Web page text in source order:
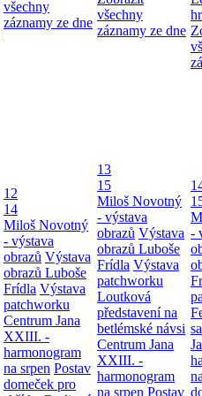
všechny
záznamy ze dne
všechny
záznamy ze dne
12
14
Miloš Novotný
- výstava
obrazů Výstava
obrazů Luboše
Frídla Výstava
patchworku
Centrum Jana
XXIII. -
harmonogram
na srpen Postav
domeček pro
13
15
Miloš Novotný
- výstava
obrazů Výstava
obrazů Luboše
Frídla Výstava
patchworku
Loutková
představení na
betlémské návsi
Centrum Jana
XXIII. -
harmonogram
na srpen Postav
-